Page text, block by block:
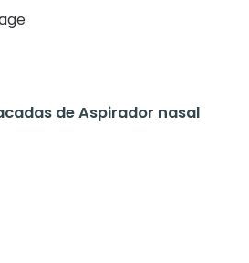
de Aspirador nasal